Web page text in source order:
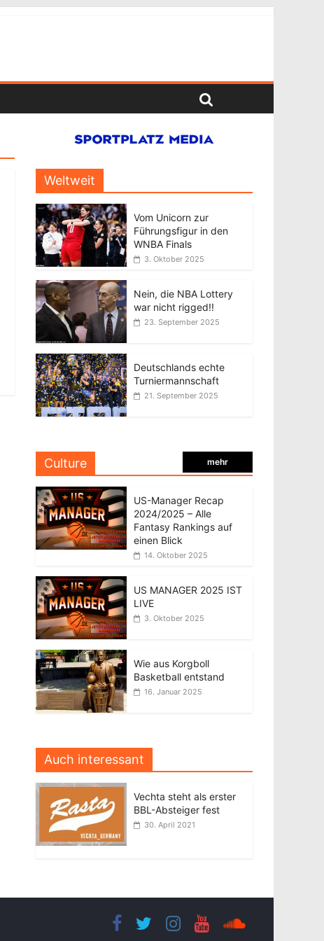
Weltweit
Vom Unicorn zur
Führungsfigur in den
WNBA Finals
3. Oktober 2025
Nein, die NBA Lottery
war nicht rigged!!
23. September 2025
Deutschlands echte
Turniermannschaft
21. September 2025
Culture mehr
US-Manager Recap
2024/2025 – Alle
Fantasy Rankings auf
einen Blick
14. Oktober 2025
US MANAGER 2025 IST
LIVE
3. Oktober 2025
Wie aus Korgboll
Basketball entstand
16. Januar 2025
Auch interessant
Vechta steht als erster
BBL-Absteiger fest
30. April 2021